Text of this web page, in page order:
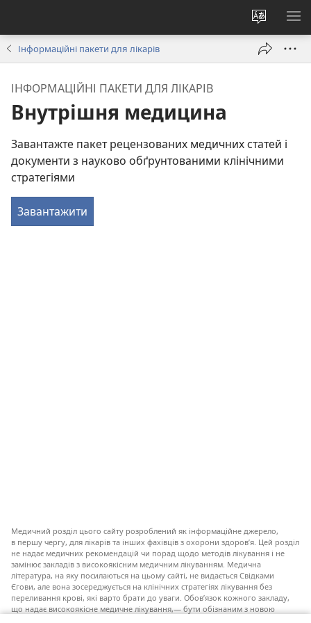
Змінити
мову
сайту
Інформаційні пакети для лікарів
ІНФОРМАЦІЙНІ ПАКЕТИ ДЛЯ ЛІКАРІВ
Внутрішня медицина
Завантажте пакет рецензованих медичних статей і
документи з науково обґрунтованими клінічними
стратегіями
Завантажити
Медичний розділ цього сайту розроблений як інформаційне джерело,
в першу чергу, для лікарів та інших фахівців з охорони здоров’я. Цей розділ
не надає медичних рекомендацій чи порад щодо методів лікування і не
замінює закладів з високоякісним медичним лікуванням. Медична
література, на яку посилаються на цьому сайті, не видається Свідками
Єгови, але вона зосереджується на клінічних стратегіях лікування без
переливання крові, які варто брати до уваги. Обов’язок кожного закладу,
що надає високоякісне медичне лікування,— бути обізнаним з новою